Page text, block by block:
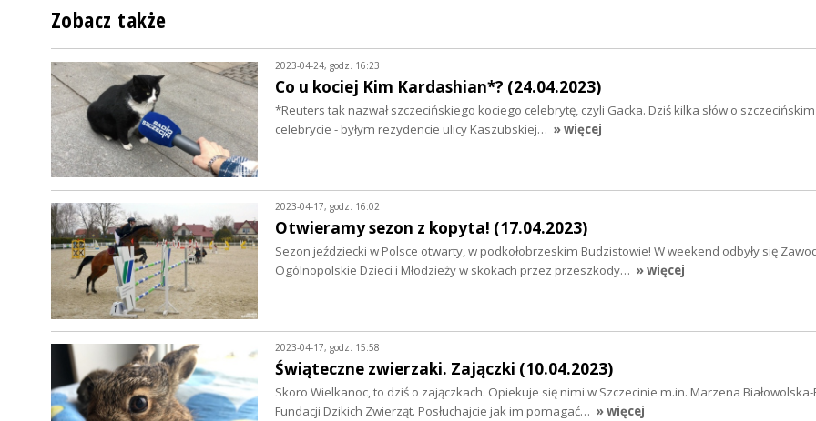
Zobacz także
2023-04-24, godz. 16:23
Co u kociej Kim Kardashian*? (24.04.2023)
*Reuters tak nazwał szczecińskiego kociego celebrytę, czyli Gacka. Dziś kilka słów o
celebrycie - byłym rezydencie ulicy Kaszubskiej… » więcej
2023-04-17, godz. 16:02
Otwieramy sezon z kopyta! (17.04.2023)
Sezon jeździecki w Polsce otwarty, w podkołobrzeskim Budzistowie! W weekend odbyły się
Ogólnopolskie Dzieci i Młodzieży w skokach przez przeszkody… » więcej
2023-04-17, godz. 15:58
Świąteczne zwierzaki. Zajączki (10.04.2023)
Skoro Wielkanoc, to dziś o zajączkach. Opiekuje się nimi w Szczecinie m.in. Marzena
Fundacji Dzikich Zwierząt. Posłuchajcie jak im pomagać… » więcej